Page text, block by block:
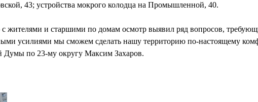
43; устройства мокрого колодца на Промышленной, 40.
жителями и старшими по домам осмотр выявил ряд вопросов,
усилиями мы сможем сделать нашу территорию по-настоящему
Думы по 23-му округу Максим Захаров.